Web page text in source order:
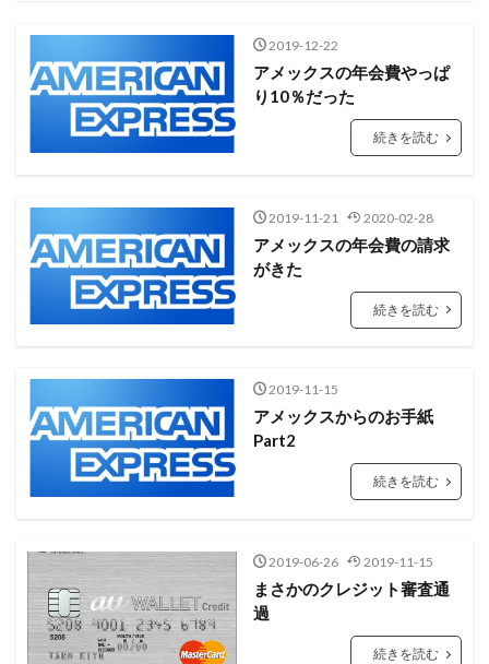
2019-12-22
アメックスの年会費やっぱ
り10％だった
続きを読む
2019-11-21 2020-02-28
アメックスの年会費の請求
がきた
続きを読む
2019-11-15
アメックスからのお手紙
Part2
続きを読む
2019-06-26 2019-11-15
まさかのクレジット審査通
過
続きを読む